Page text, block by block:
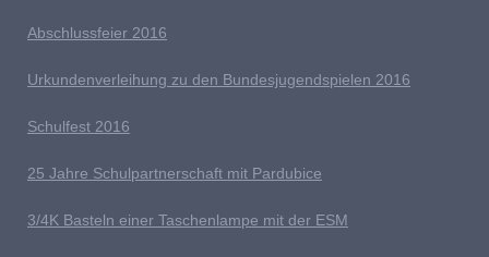
Abschlussfeier 2016
Urkundenverleihung zu den Bundesjugendspielen 2016
Schulfest 2016
25 Jahre Schulpartnerschaft mit Pardubice
3/4K Basteln einer Taschenlampe mit der ESM